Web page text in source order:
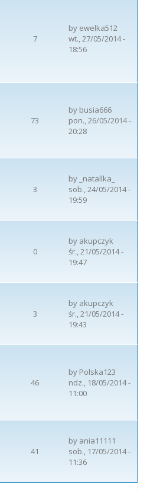
7
by ewelka512
wt., 27/05/2014 -
18:56
73
by busia666
pon., 26/05/2014 -
20:28
3
by _natallka_
sob., 24/05/2014 -
19:59
0
by akupczyk
śr., 21/05/2014 -
19:47
3
by akupczyk
śr., 21/05/2014 -
19:43
46
by Polska123
ndz., 18/05/2014 -
11:00
41
by ania11111
sob., 17/05/2014 -
11:36